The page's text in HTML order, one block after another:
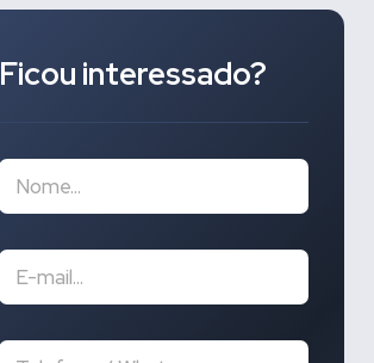
Ficou interessado?